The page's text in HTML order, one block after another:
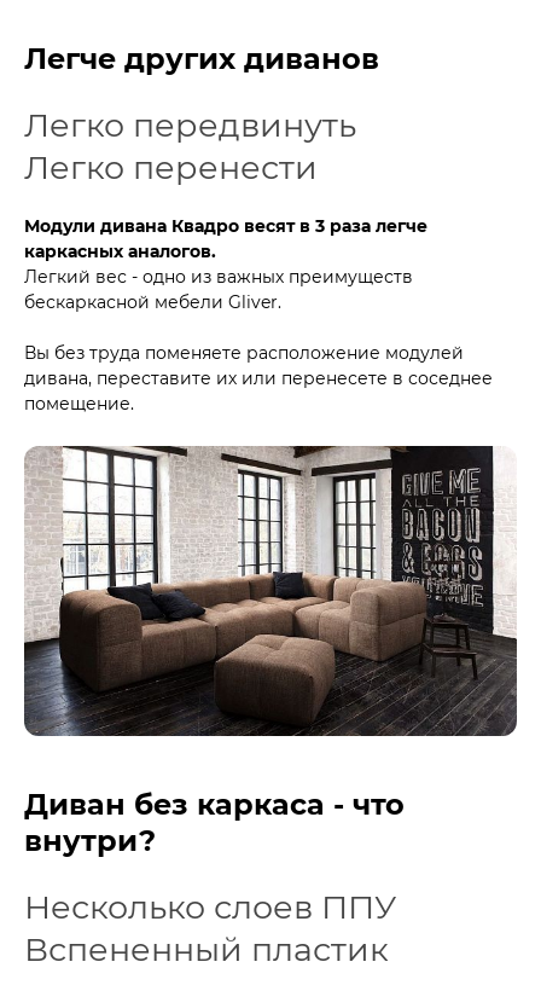
Легче других диванов
Легко передвинуть
Легко перенести
Модули дивана Квадро весят в 3 раза легче
каркасных аналогов.
Легкий вес - одно из важных преимуществ
бескаркасной мебели Gliver.
Вы без труда поменяете расположение модулей
дивана, переставите их или перенесете в соседнее
помещение.
Диван без каркаса - что
внутри?
Несколько слоев ППУ
Вспененный пластик